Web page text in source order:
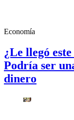
Economía
¿Le llegó
Podría ser
dinero